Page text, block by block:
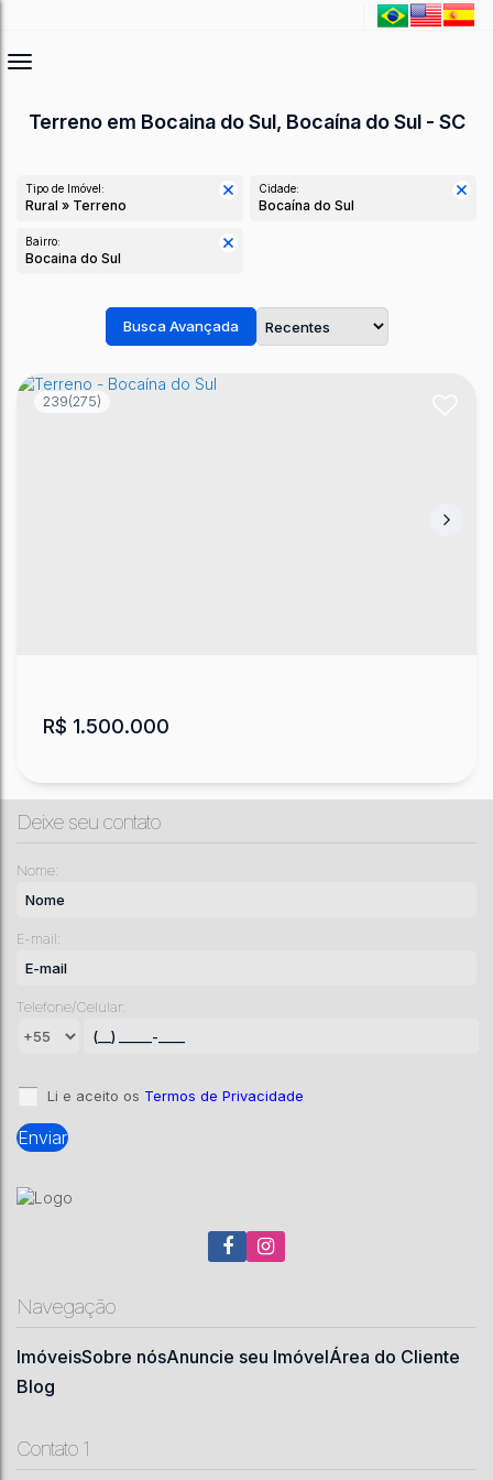
Terreno em Bocaina do Sul, Bocaína do Sul - SC
Tipo de Imóvel:
Rural » Terreno
Cidade:
Bocaína do Sul
Bairro:
Bocaina do Sul
Busca Avançada
239(275)
Terreno - Bocaína do Sul
R$ 1.500.000
Catarina, Brasil
Deixe seu contato
Nome:
E-mail:
Telefone/Celular:
Li e aceito os Termos de Privacidade
Navegação
ImóveisSobre nósAnuncie seu ImóvelÁrea do Cliente
Blog
Contato 1